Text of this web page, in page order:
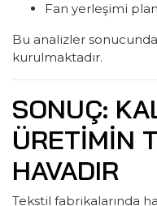
Fan yerleşimi
Bu analizler
kurulmaktadır.
SONUÇ:
ÜRETIMIN
HAVADIR
Tekstil fabrikalarında